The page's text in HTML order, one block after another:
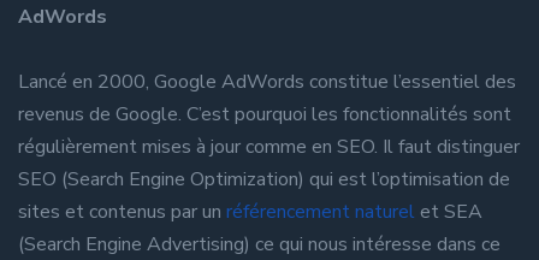
AdWords
Lancé en 2000, Google AdWords constitue l’essentiel des
revenus de Google. C’est pourquoi les fonctionnalités sont
régulièrement mises à jour comme en SEO. Il faut distinguer
SEO (Search Engine Optimization) qui est l’optimisation de
sites et contenus par un référencement naturel et SEA
(Search Engine Advertising) ce qui nous intéresse dans ce